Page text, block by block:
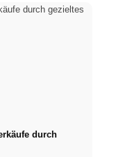
durch